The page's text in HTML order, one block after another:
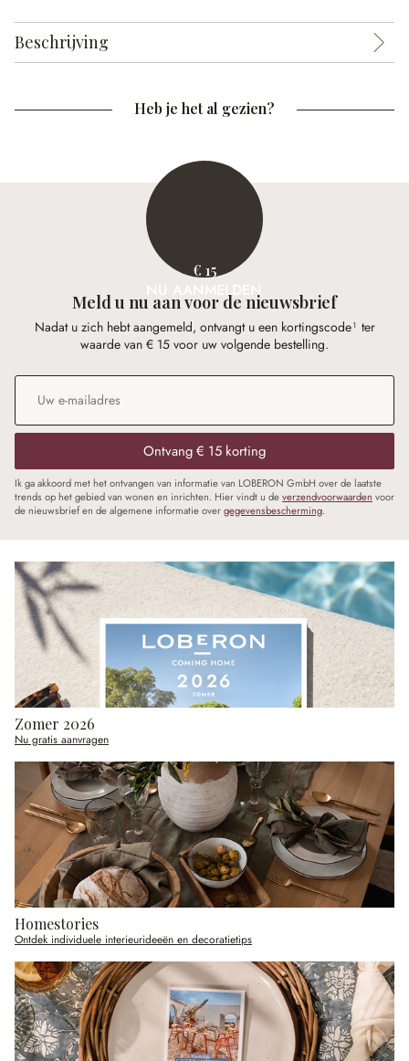
Beschrijving
Heb je het al gezien?
€ 15
NU AANMELDEN
Meld u nu aan voor de nieuwsbrief
Nadat u zich hebt aangemeld, ontvangt u een kortingscode¹ ter
waarde van € 15 voor uw volgende bestelling.
E-mailadres
Ontvang € 15 korting
Ik ga akkoord met het ontvangen van informatie van LOBERON GmbH over de laatste
trends op het gebied van wonen en inrichten. Hier vindt u deverzendvoorwaarden voor
de nieuwsbrief en de algemene informatie overgegevensbescherming.
Zomer 2026
Nu gratis aanvragen
Homestories
Ontdek individuele interieurideeën en decoratietips